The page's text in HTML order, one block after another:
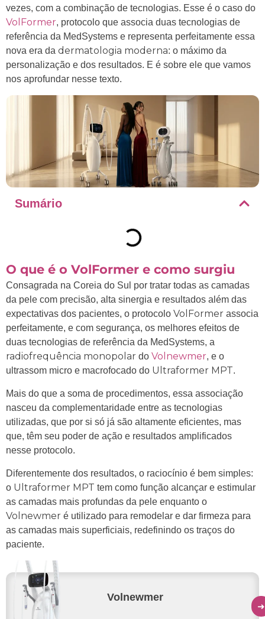
vezes, com a combinação de tecnologias. Esse é o caso do
VolFormer, protocolo que associa duas tecnologias de
referência da MedSystems e representa perfeitamente essa
nova era da dermatologia moderna: o máximo da
personalização e dos resultados. E é sobre ele que vamos
nos aprofundar nesse texto.
Sumário
O que é o VolFormer e como surgiu
Consagrada na Coreia do Sul por tratar todas as camadas
da pele com precisão, alta sinergia e resultados além das
expectativas dos pacientes, o protocolo VolFormer associa
perfeitamente, e com segurança, os melhores efeitos de
duas tecnologias de referência da MedSystems, a
radiofrequência monopolar do Volnewmer, e o
ultrassom micro e macrofocado do Ultraformer MPT.
Mais do que a soma de procedimentos, essa associação
nasceu da complementaridade entre as tecnologias
utilizadas, que por si só já são altamente eficientes, mas
que, têm seu poder de ação e resultados amplificados
nesse protocolo.
Diferentemente dos resultados, o raciocínio é bem simples:
o Ultraformer MPT tem como função alcançar e estimular
as camadas mais profundas da pele enquanto o
Volnewmer é utilizado para remodelar e dar firmeza para
as camadas mais superficiais, redefinindo os traços do
paciente.
➜
Volnewmer